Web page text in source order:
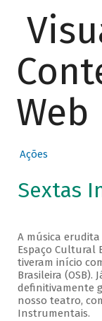
Web
Ações
Sextas
A música
Espaço Cultural
tiveram início
Brasileira (OSB).
definitivamente
nosso teatro,
Instrumentais.